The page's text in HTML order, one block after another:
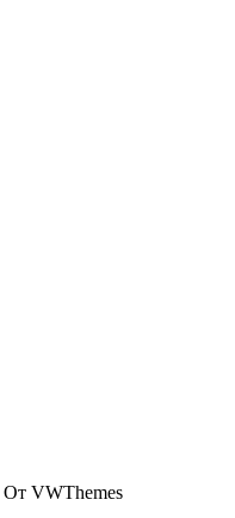
От VWThemes